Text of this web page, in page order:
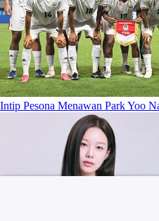
Intip Pesona Menawan Park Yoo